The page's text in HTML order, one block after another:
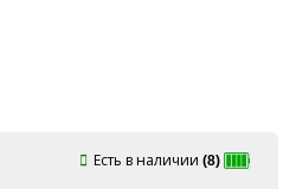
Есть в наличии (8)